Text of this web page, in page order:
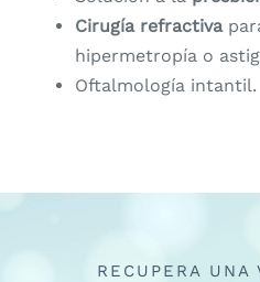
Cirugía refractiva
hipermetropía o
Oftalmología intantil.
RECUPERA UNA